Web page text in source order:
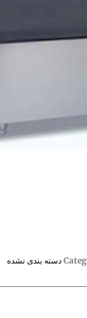
دسته بندی نشده